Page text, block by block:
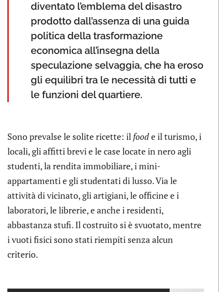
diventato l’emblema del disastro
prodotto dall’assenza di una guida
politica della trasformazione
economica all’insegna della
speculazione selvaggia, che ha eroso
gli equilibri tra le necessità di tutti e
le funzioni del quartiere.
Sono prevalse le solite ricette: il foode il turismo, i
locali, gli affitti brevi e le case locate in nero agli
studenti, la rendita immobiliare, i mini-
appartamenti e gli studentati di lusso. Via le
attività di vicinato, gli artigiani, le officine e i
laboratori, le librerie, e anche i residenti,
abbastanza stufi. Il costruito si è svuotato, mentre
i vuoti fisici sono stati riempiti senza alcun
criterio.